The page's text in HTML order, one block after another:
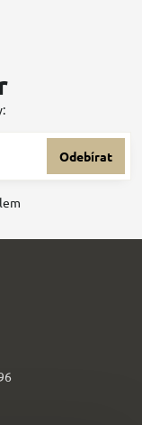
Odebírat